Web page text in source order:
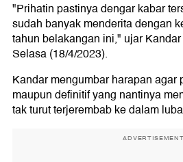
"Prihatin pastinya dengar kabar
sudah banyak menderita dengan
tahun belakangan ini," ujar
Selasa (18/4/2023).
Kandar mengumbar harapan agar
maupun definitif yang nantinya
tak turut terjerembab ke dalam
ADVERTISEMENT